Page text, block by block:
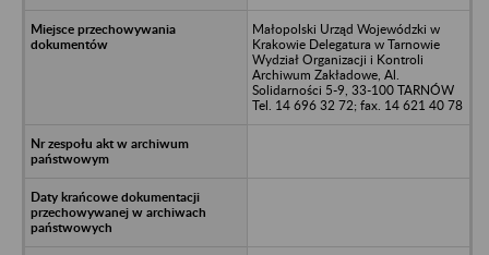
Małopolski Urząd Wojewódzki w
Krakowie Delegatura w Tarnowie
Wydział Organizacji i Kontroli
Archiwum Zakładowe, Al.
Solidarności 5-9, 33-100 TARNÓW
Tel. 14 696 32 72; fax. 14 621 40 78